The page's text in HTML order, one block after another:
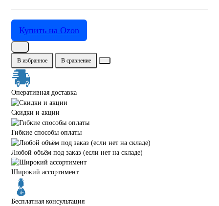
Купить на Ozon
В избранное В сравнение
Оперативная доставка
Скидки и акции
Гибкие способы оплаты
Любой объём под заказ (если нет на складе)
Широкий ассортимент
Бесплатная консультация